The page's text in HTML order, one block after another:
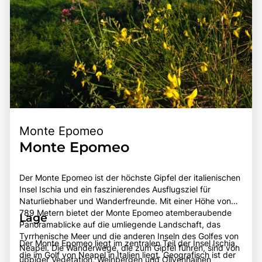
Monte Epomeo
Monte Epomeo
Der Monte Epomeo ist der höchste Gipfel der italienischen
Insel Ischia und ein faszinierendes Ausflugsziel für
Naturliebhaber und Wanderfreunde. Mit einer Höhe von
789 Metern bietet der Monte Epomeo atemberaubende
Panoramablicke auf die umliegende Landschaft, das
Tyrrhenische Meer und die anderen Inseln des Golfes von
Neapel. Die Wanderwege, die zum Gipfel führen, sind von
üppiger Vegetation, Weinbergen und Olivenhainen
Lage
Der Monte Epomeo liegt im zentralen Teil der Insel Ischia,
die im Golf von Neapel in Italien liegt. Geografisch ist der